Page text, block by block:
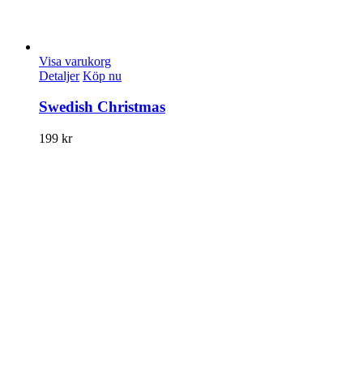
Visa varukorg
Detaljer Köp nu
Swedish Christmas
199 kr